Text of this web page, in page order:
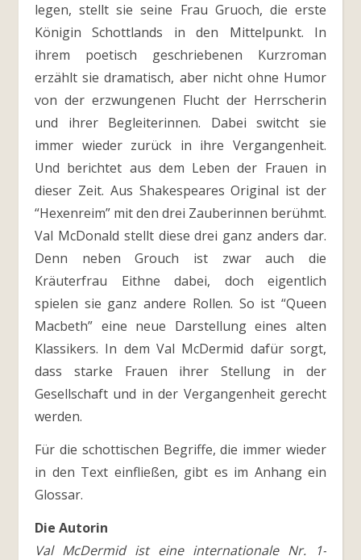
legen, stellt sie seine Frau Gruoch, die erste
Königin Schottlands in den Mittelpunkt. In
ihrem poetisch geschriebenen Kurzroman
erzählt sie dramatisch, aber nicht ohne Humor
von der erzwungenen Flucht der Herrscherin
und ihrer Begleiterinnen. Dabei switcht sie
immer wieder zurück in ihre Vergangenheit.
Und berichtet aus dem Leben der Frauen in
dieser Zeit. Aus Shakespeares Original ist der
“Hexenreim” mit den drei Zauberinnen berühmt.
Val McDonald stellt diese drei ganz anders dar.
Denn neben Grouch ist zwar auch die
Kräuterfrau Eithne dabei, doch eigentlich
spielen sie ganz andere Rollen. So ist “Queen
Macbeth” eine neue Darstellung eines alten
Klassikers. In dem Val McDermid dafür sorgt,
dass starke Frauen ihrer Stellung in der
Gesellschaft und in der Vergangenheit gerecht
werden.
Für die schottischen Begriffe, die immer wieder
in den Text einfließen, gibt es im Anhang ein
Glossar.
Die Autorin
Val McDermid ist eine internationale Nr. 1-